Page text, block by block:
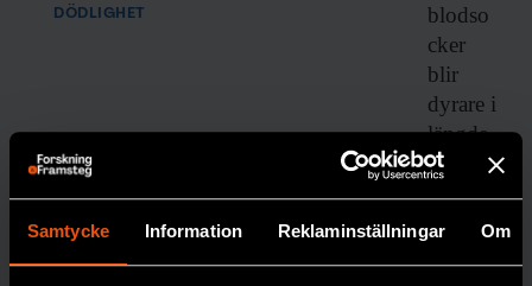
Samtycke Information Reklaminställningar Om
Forskare vid ett laboratorium kopplat till
projektet studerade effekterna av radioaktiv
strålning på möss. De noterade en spontan
mutation som de gav namnetscurfy. Denna
stam utvecklade en allvarlig autoimmun
sjukdom. Vissa möss föddes täckta av fjäll
och flagor, och med svullen mjälte och
förstorade lymfkörtlar. De dog inom några
DÖDLIGHET
blodso
cker
blir
dyrare i
längde
n,
skriver
forskar